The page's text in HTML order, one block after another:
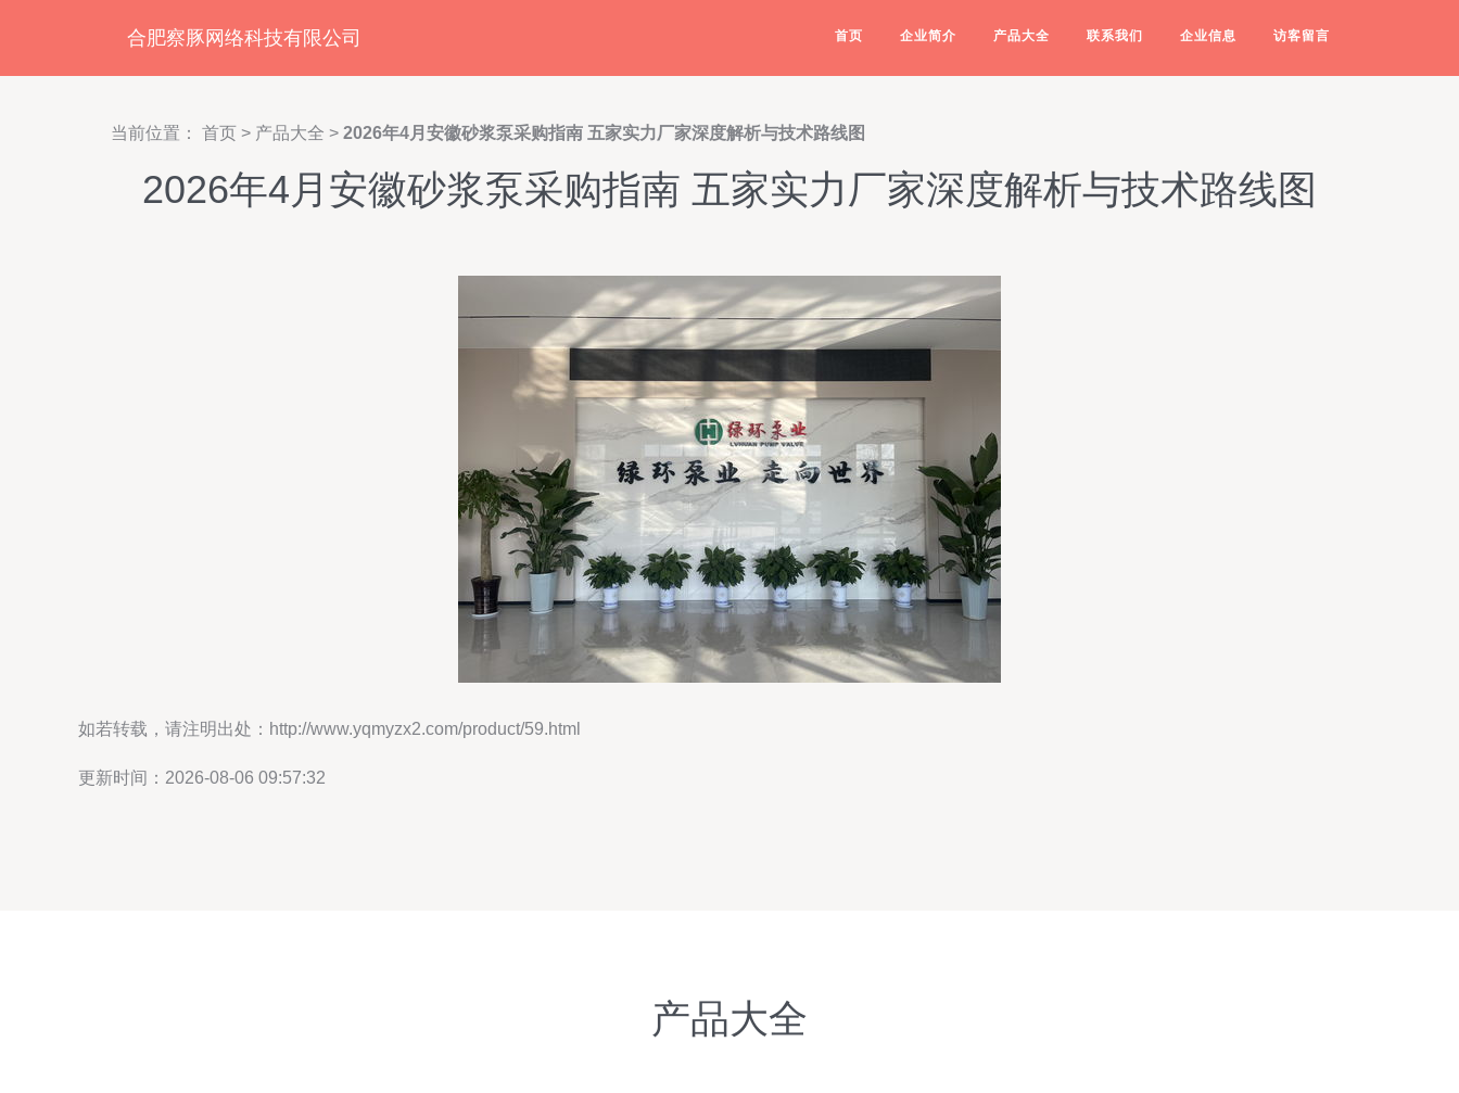
合肥察豚网络科技有限公司 首页 企业简介 产品大全 联系我们 企业信息 访客留言
当前位置： 首页 > 产品大全 > 2026年4月安徽砂浆泵采购指南 五家实力厂家深度解析与技术路线图
2026年4月安徽砂浆泵采购指南 五家实力厂家深度解析与技术路线图
如若转载，请注明出处：http://www.yqmyzx2.com/product/59.html
更新时间：2026-08-06 09:57:32
产品大全